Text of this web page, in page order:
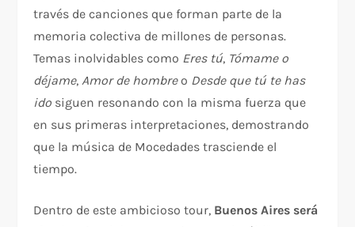
través de canciones que forman parte de la
memoria colectiva de millones de personas.
Temas inolvidables como Eres tú, Tómame o
déjame,Amor de hombreo Desde que tú te has
ido siguen resonando con la misma fuerza que
en sus primeras interpretaciones, demostrando
que la música de Mocedades trasciende el
tiempo.
Dentro de este ambicioso tour, Buenos Aires será